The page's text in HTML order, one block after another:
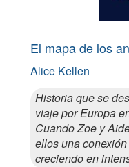
El mapa de los
Alice Kellen
Historia que se
viaje por Europa
Cuando Zoe y
ellos una
creciendo en